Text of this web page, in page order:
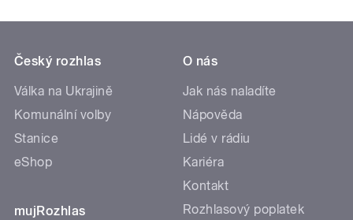
Český rozhlas
Válka na Ukrajině
Komunální volby
Stanice
eShop
mujRozhlas
O nás
Jak nás naladíte
Nápověda
Lidé v rádiu
Kariéra
Kontakt
Rozhlasový poplatek